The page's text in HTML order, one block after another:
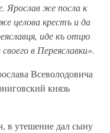
Ярослав же посла к
целова крестъ и да
иде къ отцю
в Переяславки».
Всеволодовича
князь
в утешение дал сыну